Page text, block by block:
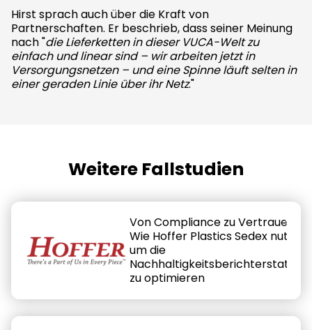
Hirst sprach auch über die Kraft von
Partnerschaften. Er beschrieb, dass seiner Meinung
nach "die Lieferketten in dieser VUCA-Welt zu
einfach und linear sind – wir arbeiten jetzt in
Versorgungsnetzen – und eine Spinne läuft selten in
einer geraden Linie über ihr Netz."
Weitere Fallstudien
Von Compliance zu Vertrauen:
Wie Hoffer Plastics Sedex nutzt,
um die
zu optimieren